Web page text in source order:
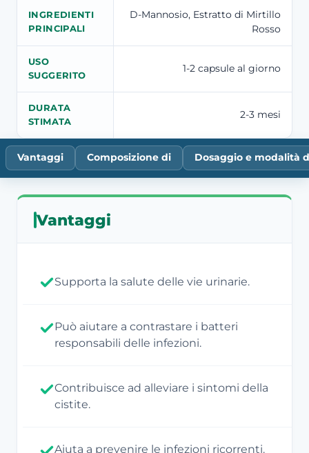
INGREDIENTI
PRINCIPALI
D-Mannosio, Estratto di Mirtillo
Rosso
USO
SUGGERITO
1-2 capsule al giorno
DURATA
STIMATA
2-3 mesi
Vantaggi Composizione di Dosaggio e modalità
Vantaggi
Supporta la salute delle vie urinarie.
Può aiutare a contrastare i batteri
responsabili delle infezioni.
Contribuisce ad alleviare i sintomi della
cistite.
Aiuta a prevenire le infezioni ricorrenti.